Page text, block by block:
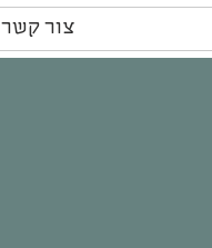
צור קשר